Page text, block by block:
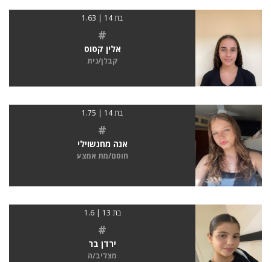
בת 14 | 1.63
#
אלין קסוס
קבלן/נית
בת 14 | 1.75
#
אנה מחנשוילי
חוסם/מת אמצע
בת 13 | 1.6
#
ירדן בר
מצליב/ה